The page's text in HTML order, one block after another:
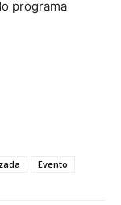
programa
Evento